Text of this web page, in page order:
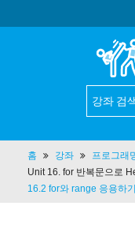
홈 강좌 프로그래
Unit 16. for 반복문으로
16.2 for와 range 응용하기